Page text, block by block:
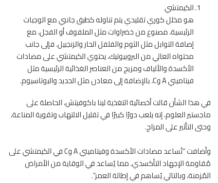
الكيمتشي
هو مخلل كوري تقليدي يتم تناوله كطبق جانبي مع الوجبات
الرئيسية، مصنوع من خضراوات مثل الملفوف أو الفجل، مع
إضافة التوابل مثل الثوم والفلفل الحار والزنجبيل. فإلى جانب
محتواه العالي من البروبيوتيك، يحتوي الكيمتشي على مضادات
الأكسدة والألياف ومزيج من العناصر الغذائية الرئيسية مثل
فيتاميني A وC، بالإضافة إلى معادن مثل الحديد والبوتاسيوم.
في هذا الشأن قالت أخصائية التغذية لينا باكوفيتش، الحاصلة على
ماجستير العلوم، إنه يلعب دورًا كبيرًا في تقليل الالتهاب وتقوية المناعة،
وحتى التأثير على المزاج.
وأضافت “تُساعد مضادات الأكسدة وفيتاميني A وC في الكيمتشي على
مُقاومة الإجهاد التأكسدي، مما يُساعد في الوقاية من الأمراض
المُزمنة، وبالتالي يُساهم في إطالة العمر”.